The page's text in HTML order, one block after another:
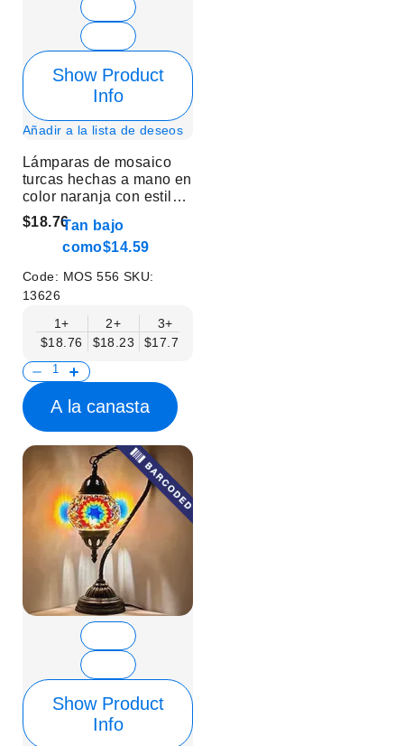
Show Product
Info
Añadir a la lista de deseos
Lámparas de mosaico
turcas hechas a mano en
color naranja con estilo
cuello de cisne - Sin
bombilla
$18.76Tan bajo
como$14.59
Code: MOS 556 SKU:
13626
1+
$18.76
2+
$18.23
3+
$17.71
A la canasta
Show Product
Info